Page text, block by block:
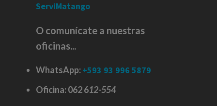
ServiMatango
O comunícate a nuestras
oficinas...
WhatsApp: +593 93 996 5879
Oficina: 062 612-554